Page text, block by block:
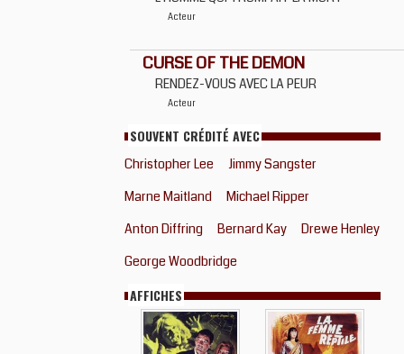
Acteur
CURSE OF THE DEMON
RENDEZ-VOUS AVEC LA PEUR
Acteur
SOUVENT CRÉDITÉ AVEC
Christopher Lee
Jimmy Sangster
Marne Maitland
Michael Ripper
Anton Diffring
Bernard Kay
Drewe Henley
George Woodbridge
AFFICHES